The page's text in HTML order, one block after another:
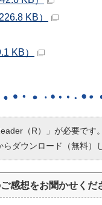
KB）
KB）
（R）」が必要です
らダウンロード（無料）
感想をお聞かせくだ